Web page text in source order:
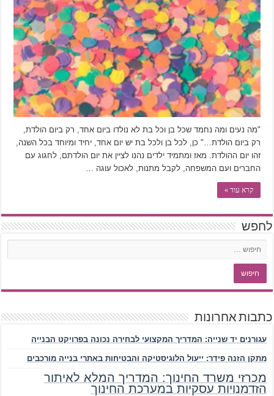
"מה נעים ומה נחמד שכל בן וכל בת לא נולדו ביום אחד, רק ביום הולדת,
רק ביום הולדת…" כן, לכל בן ולכל בת יש יום אחד, יחיד ומיוחד בכל השנה,
זהו יום ההולדת. מאז ומתמיד ילדים נהנו לציין את יום הולדתם, לחגוג עם
החברים ועם המשפחה, לקבל מתנות, לאכול עוגה …
קרא עוד »
לחפש
כתבות אחרונות
עגורנים יד שנייה: המדריך המקצועי לבחירה נכונה בפרויקט הבנייה
מתקן הזנה פידר: ייעול הלוגיסטיקה והבטיחות באתרי בנייה מורכבים
מכרזי משרד החינוך: המדריך המלא לאיתור
הזדמנויות עסקיות במערכת החינוך